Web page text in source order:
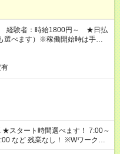
経験者：時給1800円～ ★日払
選べます）※稼働開始時は手続き
業なし！ ※Wワークの
時間超の就業はご案内できませ